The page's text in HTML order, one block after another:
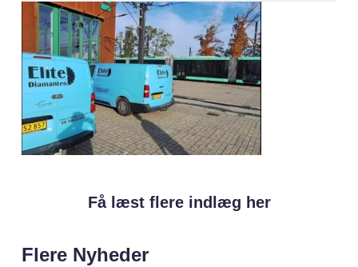
Få læst flere indlæg her
Flere Nyheder